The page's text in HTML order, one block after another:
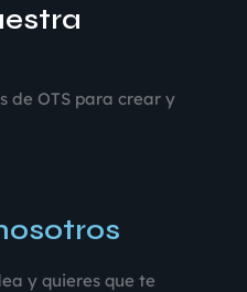
de OTS para crear y
y quieres que te